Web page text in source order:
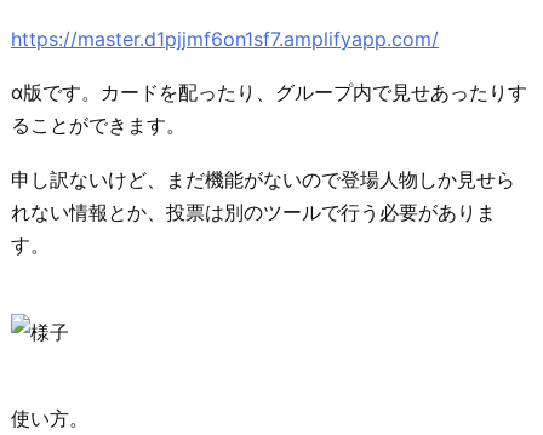
https://master.d1pjjmf6on1sf7.amplifyapp.com/
α版です。カードを配ったり、グループ内で見せあったりす
ることができます。
申し訳ないけど、まだ機能がないので登場人物しか見せら
れない情報とか、投票は別のツールで行う必要がありま
す。
使い方。